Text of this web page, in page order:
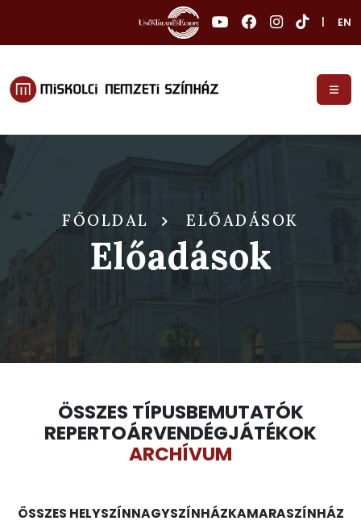
EN
FŐOLDAL ELŐADÁSOK
Előadások
ÖSSZES TÍPUSBEMUTATÓK
REPERTOÁRVENDÉGJÁTÉKOK
ARCHÍVUM
ÖSSZES HELYSZÍNNAGYSZÍNHÁZKAMARASZÍNHÁZ